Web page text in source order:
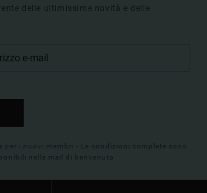
delle ultimissime novità e delle
per i nuovi membri - Le condizioni complete sono
nella mail di benvenuto